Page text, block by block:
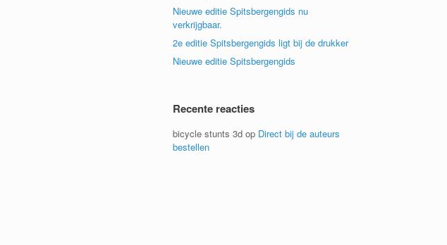
Nieuwe editie Spitsbergengids nu
verkrijgbaar.
2e editie Spitsbergengids ligt bij de drukker
Nieuwe editie Spitsbergengids
Recente reacties
bicycle stunts 3d op Direct bij de auteurs
bestellen